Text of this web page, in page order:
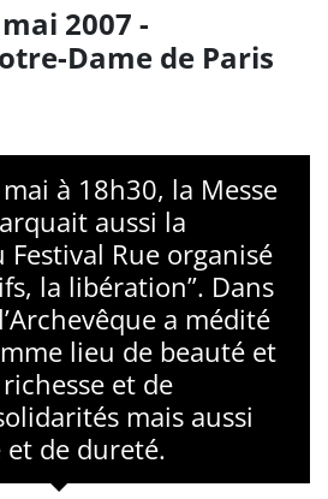
2007 -
Dame de Paris
à 18h30, la Messe
aussi la
Rue organisé
la libération”. Dans
a médité
lieu de beauté et
et de
mais aussi
et de dureté.